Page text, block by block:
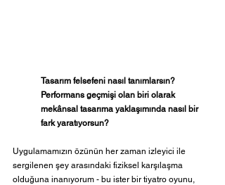
Tasarım felsefeni nasıl tanımlarsın?
Performans geçmişi olan biri olarak
mekânsal tasarıma yaklaşımında nasıl bir
fark yaratıyorsun?
Uygulamamızın özünün her zaman izleyici ile
sergilenen şey arasındaki fiziksel karşılaşma
olduğuna inanıyorum - bu ister bir tiyatro oyunu,